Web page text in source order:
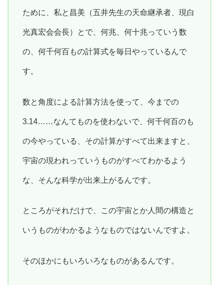
ために、私と昌美（五井先生の天命継承者、現白
光真宏会会長）とで、何兆、何十兆っていう数
の、何千何百もの計算式を毎日やっているんで
す。
数と角度による計算方法を使って、今までの
3.14……なんてものを使わないで、何千何百のも
の今やっている、その計算がすべて出来ますと、
宇宙の現われっていうものがすべてわかるよう
な、そんな科学が出来上がるんです。
ところがそれだけで、この宇宙とか人間の構造と
いうものがわかるようなものではないんですよ。
そのほかにもいろいろなものがあるんです。